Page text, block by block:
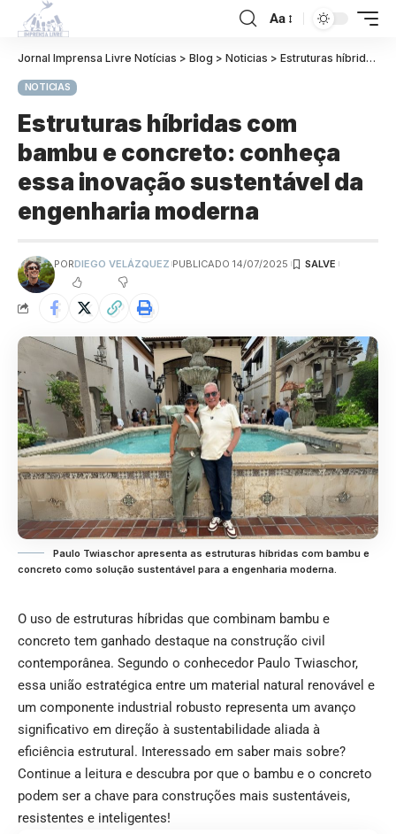
Aa
Jornal Imprensa Livre Notícias > Blog > Noticias > Estruturas híbridas com bambu e concreto: conheça essa inovação sustentável da engenharia moderna
NOTICIAS
Estruturas híbridas com
bambu e concreto: conheça
essa inovação sustentável da
engenharia moderna
PORDIEGO VELÁZQUEZ PUBLICADO 14/07/2025
Paulo Twiaschor apresenta as estruturas híbridas com bambu e
concreto como solução sustentável para a engenharia moderna.
O uso de estruturas híbridas que combinam bambu e
concreto tem ganhado destaque na construção civil
contemporânea. Segundo o conhecedor Paulo Twiaschor,
essa união estratégica entre um material natural renovável e
um componente industrial robusto representa um avanço
significativo em direção à sustentabilidade aliada à
eficiência estrutural. Interessado em saber mais sobre?
Continue a leitura e descubra por que o bambu e o concreto
podem ser a chave para construções mais sustentáveis,
resistentes e inteligentes!